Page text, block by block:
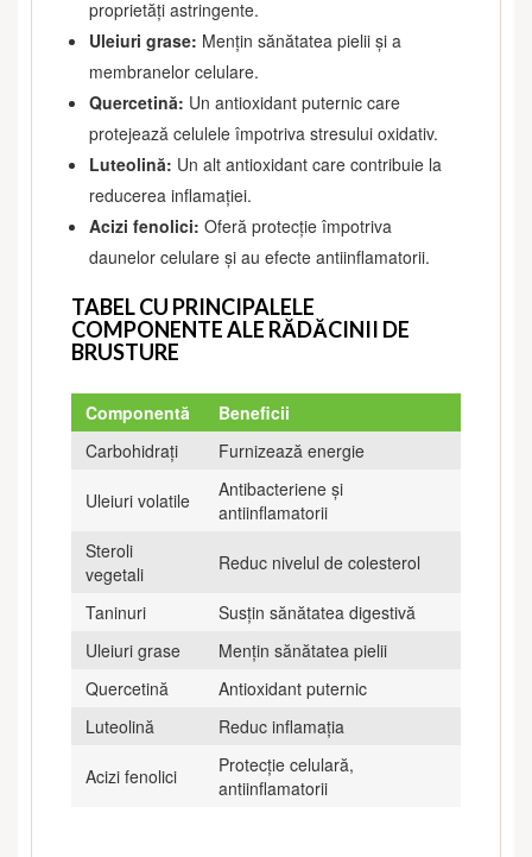
proprietăți astringente.
Uleiuri grase: Mențin sănătatea pielii și a
membranelor celulare.
Quercetină: Un antioxidant puternic care
protejează celulele împotriva stresului oxidativ.
Luteolină: Un alt antioxidant care contribuie la
reducerea inflamației.
Acizi fenolici: Oferă protecție împotriva
daunelor celulare și au efecte antiinflamatorii.
TABEL CU PRINCIPALELE
COMPONENTE ALE RĂDĂCINII DE
BRUSTURE
Componentă
Beneficii
Carbohidrați
Furnizează energie
Uleiuri volatile
Antibacteriene și
antiinflamatorii
Steroli
vegetali
Reduc nivelul de colesterol
Taninuri
Susțin sănătatea digestivă
Uleiuri grase
Mențin sănătatea pielii
Quercetină
Antioxidant puternic
Luteolină
Reduc inflamația
Acizi fenolici
Protecție celulară,
antiinflamatorii